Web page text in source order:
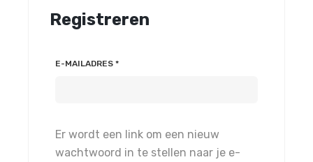
Registreren
E-MAILADRES *VEREIST
Er wordt een link om een nieuw
wachtwoord in te stellen naar je e-